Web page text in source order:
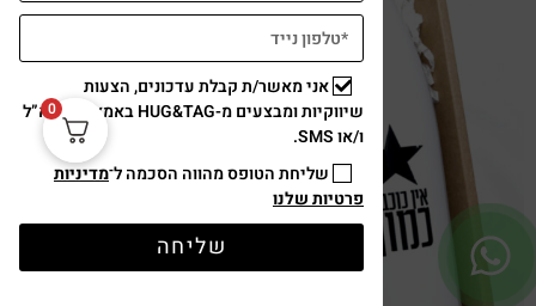
צפייה מהירה 0
אני מאשר/ת קבלת עדכונים, הצעות
שיווקיות ומבצעים מ-HUG&TAG באמצעות דוא”ל
ו/או SMS.
שליחת הטופס מהווה הסכמה ל־מדיניות
פרטיות שלנו
שליחה